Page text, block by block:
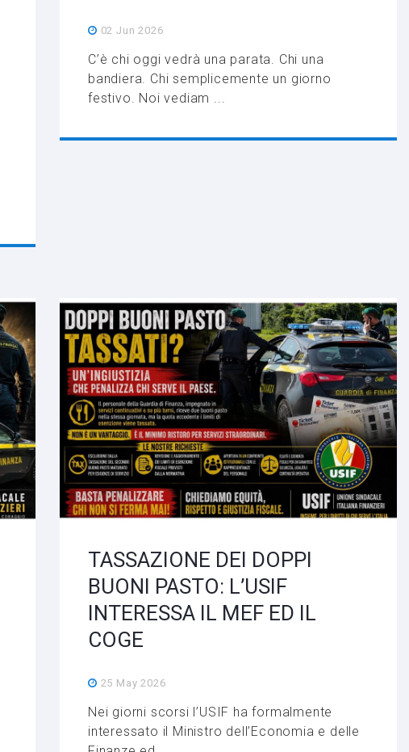
02 Jun 2026
C’è chi oggi vedrà una parata. Chi una
bandiera. Chi semplicemente un giorno
festivo. Noi vediam ...
TASSAZIONE DEI DOPPI
BUONI PASTO: L’USIF
INTERESSA IL MEF ED IL
COGE
25 May 2026
Nei giorni scorsi l’USIF ha formalmente
interessato il Ministro dell’Economia e delle